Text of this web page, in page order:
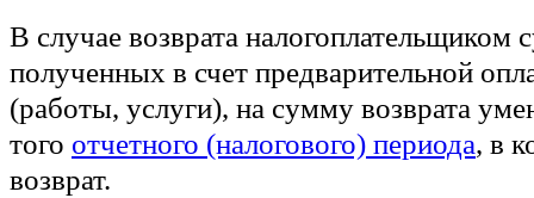
В случае возврата налогоплательщиком
полученных в счет предварительной
(работы, услуги), на сумму возврата
того отчетного (налогового) периода, в
возврат.